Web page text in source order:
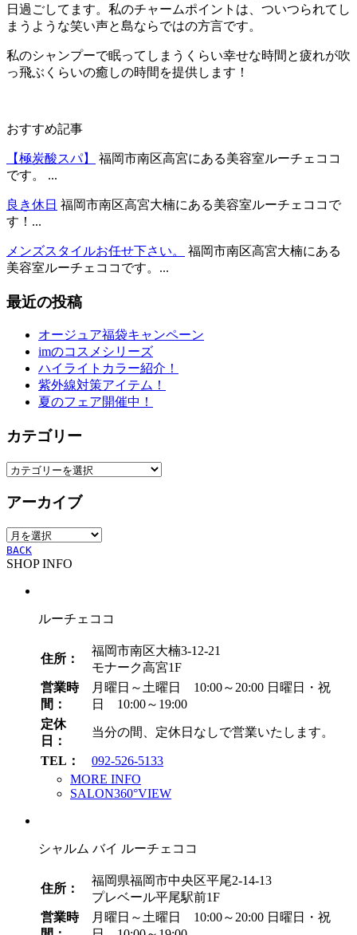
日過ごしてます。私のチャームポイントは、ついつられてし
まうような笑い声と島ならではの方言です。
私のシャンプーで眠ってしまうくらい幸せな時間と疲れが吹
っ飛ぶくらいの癒しの時間を提供します！
おすすめ記事
【極炭酸スパ】
福岡市南区高宮にある美容室ルーチェココ
です。 ...
良き休日 福岡市南区高宮大楠にある美容室ルーチェココで
す！...
メンズスタイルお任せ下さい。
福岡市南区高宮大楠にある
美容室ルーチェココです。...
最近の投稿
オージュア福袋キャンペーン
imのコスメシリーズ
ハイライトカラー紹介！
紫外線対策アイテム！
夏のフェア開催中！
カテゴリー
カ
ゴ
ー
アーカイブ
ア
ー
カ
BACK
SHOP INFO
ルーチェココ
住所：
福岡市南区大楠3-12-21
モナーク高宮1F
営業時
間：
月曜日～土曜日 10:00～20:00 日曜日・祝
日 10:00～19:00
定休
日：
当分の間、定休日なしで営業いたします。
TEL：
092-526-5133
MORE INFO
SALON360°VIEW
シャルム バイ ルーチェココ
住所：
福岡県福岡市中央区平尾2-14-13
プレベール平尾駅前1F
営業時
月曜日～土曜日 10:00～20:00 日曜日・祝